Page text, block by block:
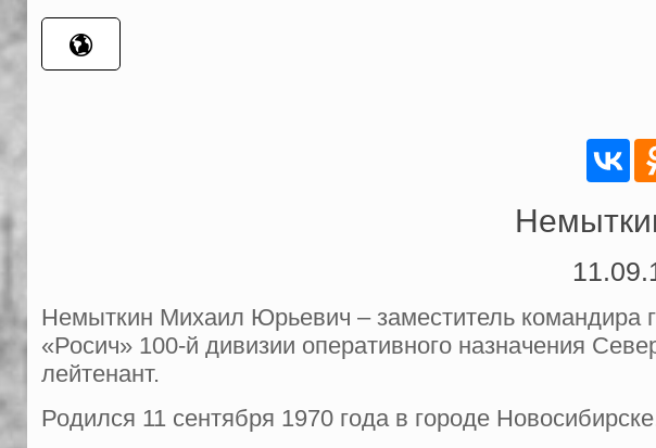
Немыткин Михаил Юрьевич – заместитель командира
«Росич» 100-й дивизии оперативного назначения
лейтенант.
Родился 11 сентября 1970 года в городе